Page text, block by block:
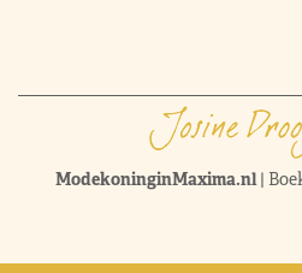
ModekoninginMaxima.nl|